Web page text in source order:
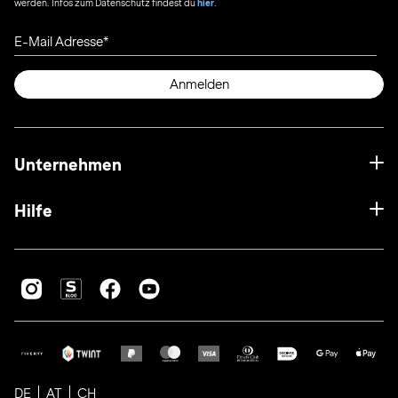
werden. Infos zum Datenschutz findest duhier
E-Mail Adresse
Anmelden
Unternehmen
Hilfe
DE AT CH